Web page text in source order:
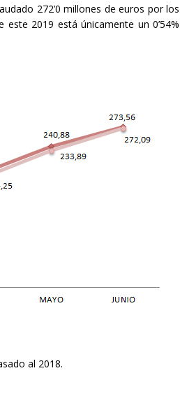
272’0 millones de euros por los
2019 está únicamente un 0’54%
al 2018.